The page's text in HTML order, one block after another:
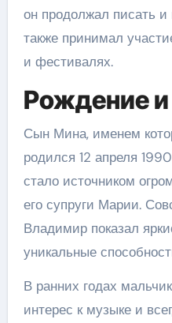
он продолжал писать и
также принимал
и фестивалях.
Рождение
Сын Мина, именем
родился 12 апреля
стало источником
его супруги Марии.
Владимир показал
уникальные
В ранних годах
интерес к музыке и